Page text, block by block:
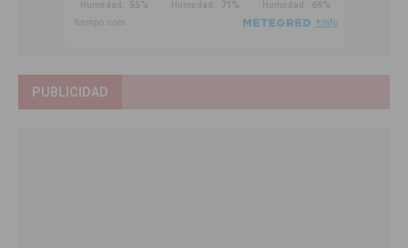
PUBLICIDAD